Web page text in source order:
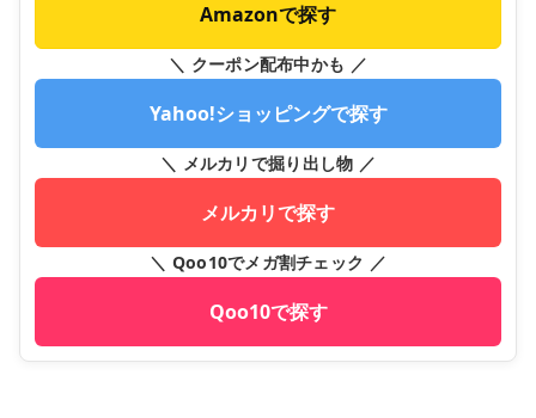
Amazonで探す
＼ クーポン配布中かも ／
Yahoo!ショッピングで探す
＼ メルカリで掘り出し物 ／
メルカリで探す
＼ Qoo10でメガ割チェック ／
Qoo10で探す